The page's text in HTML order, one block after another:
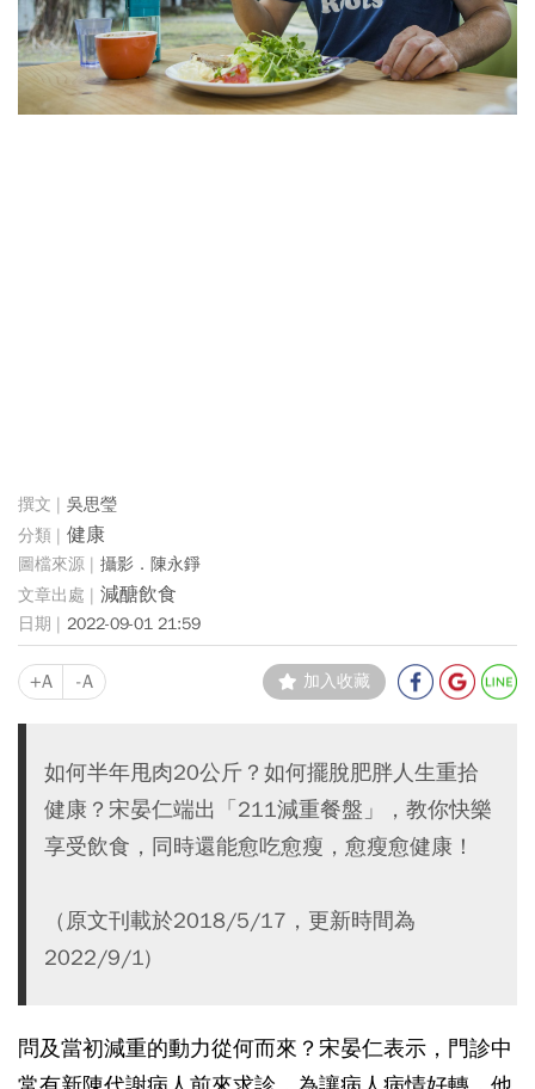
吳思瑩
健康
攝影．陳永錚
減醣飲食
2022-09-01 21:59
+A -A 加入收藏
如何半年甩肉20公斤？如何擺脫肥胖人生重拾
健康？宋晏仁端出「211減重餐盤」，教你快樂
享受飲食，同時還能愈吃愈瘦，愈瘦愈健康！
（原文刊載於2018/5/17，更新時間為
2022/9/1)
問及當初減重的動力從何而來？宋晏仁表示，門診中